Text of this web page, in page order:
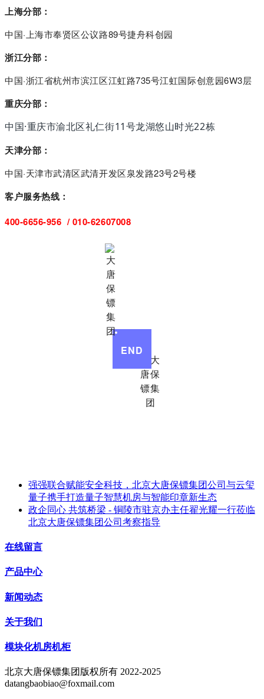
上海分部：
中国·上海市奉贤区公议路89号捷舟科创园
浙江分部：
中国·浙江省杭州市滨江区江虹路735号江虹国际创意园6W3层
重庆分部：
中国·重庆市渝北区礼仁街11号龙湖悠山时光22栋
天津分部：
中国·天津市武清区武清开发区泉发路23号2号楼
客户服务热线：
400-6656-956 / 010-62607008
END
强强联合赋能安全科技，北京大唐保镖集团公司与云玺
量子携手打造量子智慧机房与智能印章新生态
政企同心 共筑桥梁 - 铜陵市驻京办主任翟光耀一行莅临
北京大唐保镖集团公司考察指导
在线留言
产品中心
新闻动态
关于我们
模块化机房机柜
北京大唐保镖集团版权所有 2022-2025
datangbaobiao@foxmail.com